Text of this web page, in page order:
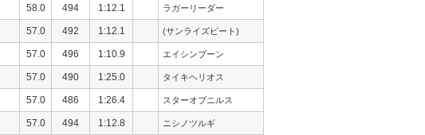
58.0 494 1:12.1 ラガーリーダー
57.0 492 1:12.1 (サンライズビート)
57.0 496 1:10.9 エイシンブーン
57.0 490 1:25.0 タイキヘリオス
57.0 486 1:26.4 スターオブニルス
57.0 494 1:12.8 ニシノツルギ